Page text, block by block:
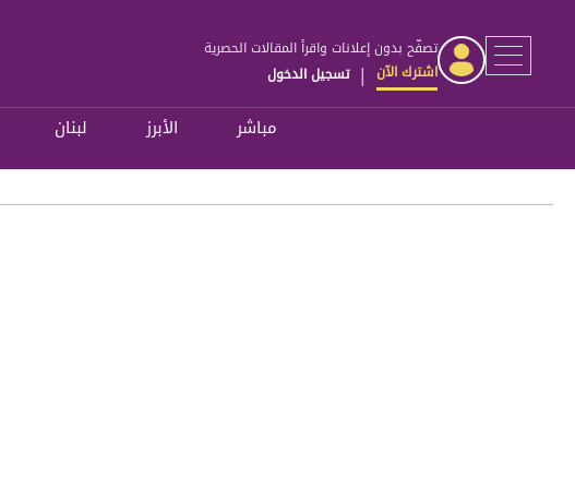
تصفّح بدون إعلانات واقرأ المقالات الحصرية
اشترك الآن | تسجيل الدخول
مباشر الأبرز لبنان